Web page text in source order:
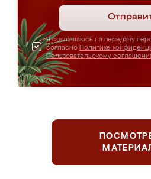
Я соглашаюсь на передачу
согласно Политике
Пользовательскому